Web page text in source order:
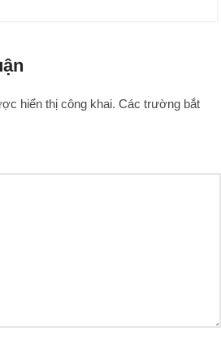
hiển thị công khai. Các trường bắt